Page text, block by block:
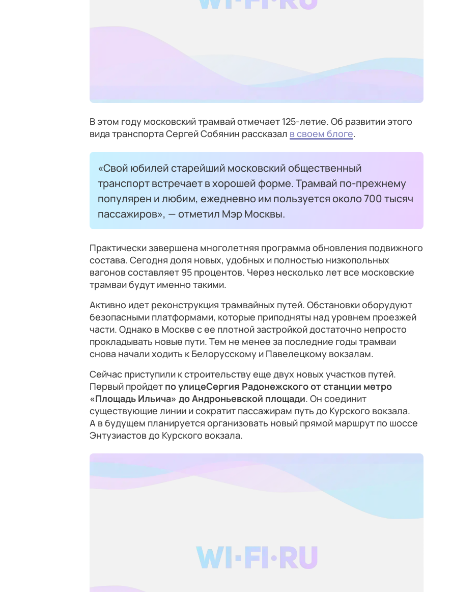
В этом году московский трамвай отмечает 125-летие. Об развитии этого
вида транспорта Сергей Собянин рассказал в своем блоге.
«Свой юбилей старейший московский общественный
транспорт встречает в хорошей форме. Трамвай по-прежнему
популярен и любим, ежедневно им пользуется около 700 тысяч
пассажиров», — отметил Мэр Москвы.
Практически завершена многолетняя программа обновления подвижного
состава. Сегодня доля новых, удобных и полностью низкопольных
вагонов составляет 95 процентов. Через несколько лет все московские
трамваи будут именно такими.
Активно идет реконструкция трамвайных путей. Обстановки оборудуют
безопасными платформами, которые приподняты над уровнем проезжей
части. Однако в Москве с ее плотной застройкой достаточно непросто
прокладывать новые пути. Тем не менее за последние годы трамваи
снова начали ходить к Белорусскому и Павелецкому вокзалам.
Сейчас приступили к строительству еще двух новых участков путей.
Первый пройдет по улицеСергия Радонежского от станции метро
«Площадь Ильича» до Андроньевской площади. Он соединит
существующие линии и сократит пассажирам путь до Курского вокзала.
А в будущем планируется организовать новый прямой маршрут по шоссе
Энтузиастов до Курского вокзала.